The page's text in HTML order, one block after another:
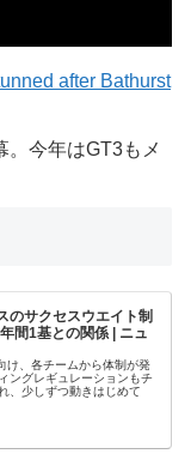
after Bathurst
。今年はGT3もメ
のサクセスウエイト制
間1基との関係 | ニュ
け、各チームから体制が発
ングレギュレーションもチ
、少しずつ動きはじめて